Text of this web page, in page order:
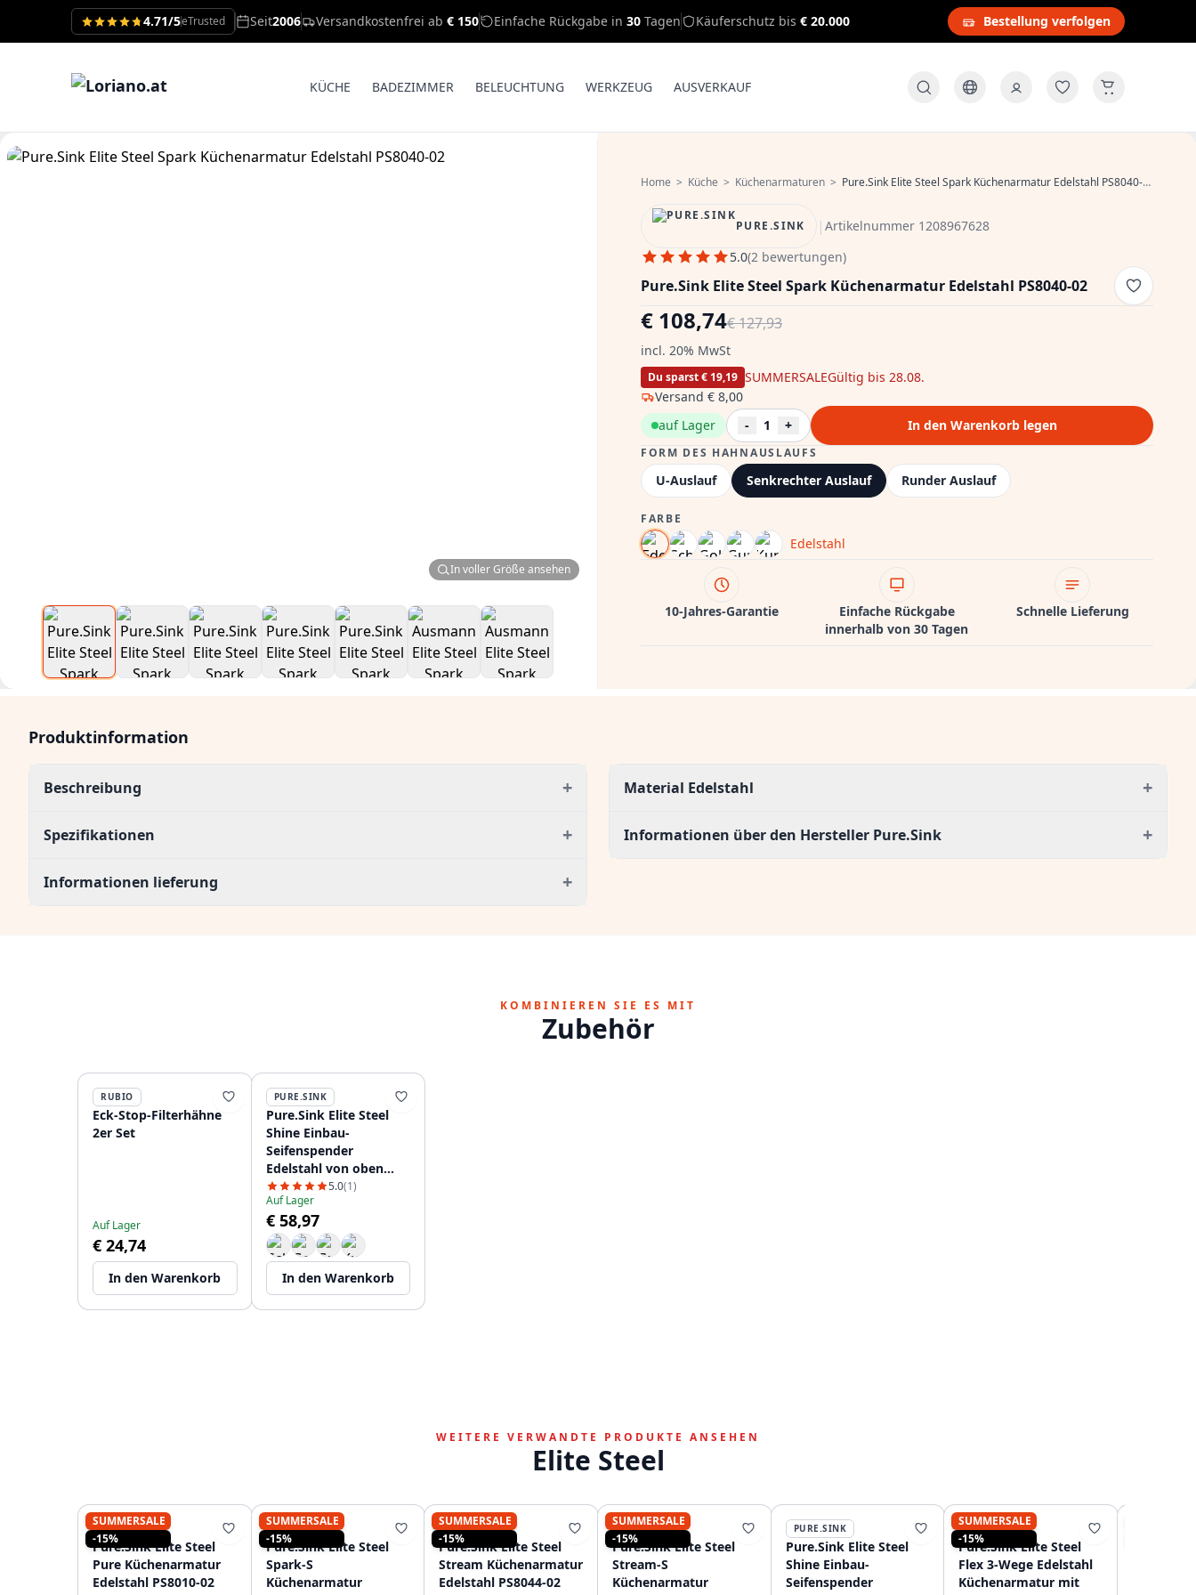
4.71/5eTrusted Seit2006 Versandkostenfrei ab € 150 Einfache Rückgabe in 30 Tagen Käuferschutz bis € 20.000 Bestellung verfolgen
KÜCHE BADEZIMMER BELEUCHTUNG WERKZEUG AUSVERKAUF
In voller Größe ansehen
Home > Küche > Küchenarmaturen > Pure.Sink Elite Steel Spark Küchenarmatur Edelstahl PS8040-02
PURE.SINK | Artikelnummer 1208967628
5.0(2 bewertungen)
Pure.Sink Elite Steel Spark Küchenarmatur Edelstahl PS8040-02
€ 108,74€ 127,93
incl. 20% MwSt
Du sparst € 19,19 SUMMERSALEGültig bis 28.08.
Versand € 8,00
auf Lager
- 1 + In den Warenkorb legen
FORM DES HAHNAUSLAUFS
U-Auslauf Senkrechter Auslauf Runder Auslauf
FARBE
Edelstahl
10-Jahres-Garantie
Einfache Rückgabe
innerhalb von 30 Tagen
Schnelle Lieferung
Produktinformation
Beschreibung +
Spezifikationen +
Informationen lieferung +
Material Edelstahl +
Informationen über den Hersteller Pure.Sink +
KOMBINIEREN SIE ES MIT
Zubehör
RUBIO
Eck-Stop-Filterhähne
2er Set
Auf Lager
€ 24,74
In den Warenkorb
PURE.SINK
Pure.Sink Elite Steel
Shine Einbau-
Seifenspender
Edelstahl von oben
nachfüllbar PS9010-02
5.0(1)
Auf Lager
€ 58,97
In den Warenkorb
WEITERE VERWANDTE PRODUKTE ANSEHEN
Elite Steel
SUMMERSALE
-15%
PURE.SINK
Pure.Sink Elite Steel
Pure Küchenarmatur
Edelstahl PS8010-02
SUMMERSALE
-15%
PURE.SINK
Pure.Sink Elite Steel
Spark-S
Küchenarmatur
SUMMERSALE
-15%
PURE.SINK
Pure.Sink Elite Steel
Stream Küchenarmatur
Edelstahl PS8044-02
SUMMERSALE
-15%
PURE.SINK
Pure.Sink Elite Steel
Stream-S
Küchenarmatur
PURE.SINK
Pure.Sink Elite Steel
Shine Einbau-
Seifenspender
SUMMERSALE
-15%
PURE.SINK
Pure.Sink Elite Steel
Flex 3-Wege Edelstahl
Küchenarmatur mit